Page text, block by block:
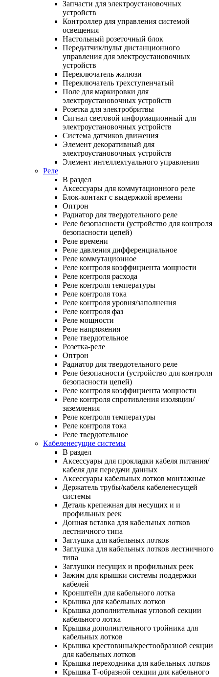
Запчасти для электроустановочных
устройств
Контроллер для управления системой
освещения
Настольный розеточный блок
Передатчик/пульт дистанционного
управления для электроустановочных
устройств
Переключатель жалюзи
Переключатель трехступенчатый
Поле для маркировки для
электроустановочных устройств
Розетка для электробритвы
Сигнал световой информационный для
электроустановочных устройств
Система датчиков движения
Элемент декоративный для
электроустановочных устройств
Элемент интеллектуального управления
Реле
В раздел
Аксессуары для коммутационного реле
Блок-контакт с выдержкой времени
Оптрон
Радиатор для твердотельного реле
Реле безопасности (устройство для контроля
безопасности цепей)
Реле времени
Реле давления дифференциальное
Реле коммутационное
Реле контроля коэффициента мощности
Реле контроля расхода
Реле контроля температуры
Реле контроля тока
Реле контроля уровня/заполнения
Реле контроля фаз
Реле мощности
Реле напряжения
Реле твердотельное
Розетка-реле
Оптрон
Радиатор для твердотельного реле
Реле безопасности (устройство для контроля
безопасности цепей)
Реле контроля коэффициента мощности
Реле контроля спротивления изоляции/
заземления
Реле контроля температуры
Реле контроля тока
Реле твердотельное
Кабеленесущие системы
В раздел
Аксессуары для прокладки кабеля питания/
кабеля для передачи данных
Аксессуары кабельных лотков монтажные
Держатель трубы/кабеля кабеленесущей
системы
Деталь крепежная для несущих и и
профильных реек
Донная вставка для кабельных лотков
лестничного типа
Заглушка для кабельных лотков
Заглушка для кабельных лотков лестничного
типа
Заглушки несущих и профильных реек
Зажим для крышки системы поддержки
кабелей
Кронштейн для кабельного лотка
Крышка для кабельных лотков
Крышка дополнительная угловой секции
кабельного лотка
Крышка дополнительного тройника для
кабельных лотков
Крышка крестовины/крестообразной секции
для кабельных лотков
Крышка переходника для кабельных лотков
Крышка Т-образной секции для кабельного